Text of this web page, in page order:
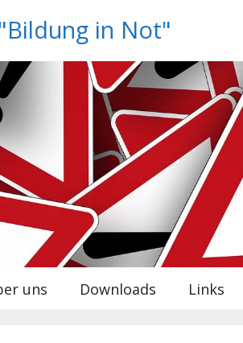
in Not"
uns Downloads Links